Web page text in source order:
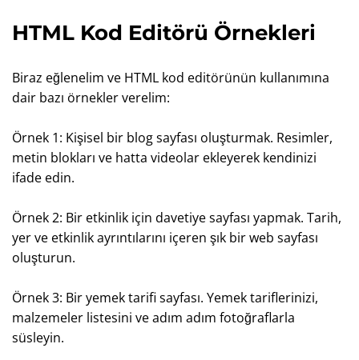
HTML Kod Editörü Örnekleri
Biraz eğlenelim ve HTML kod editörünün kullanımına
dair bazı örnekler verelim:
Örnek 1: Kişisel bir blog sayfası oluşturmak. Resimler,
metin blokları ve hatta videolar ekleyerek kendinizi
ifade edin.
Örnek 2: Bir etkinlik için davetiye sayfası yapmak. Tarih,
yer ve etkinlik ayrıntılarını içeren şık bir web sayfası
oluşturun.
Örnek 3: Bir yemek tarifi sayfası. Yemek tariflerinizi,
malzemeler listesini ve adım adım fotoğraflarla
süsleyin.